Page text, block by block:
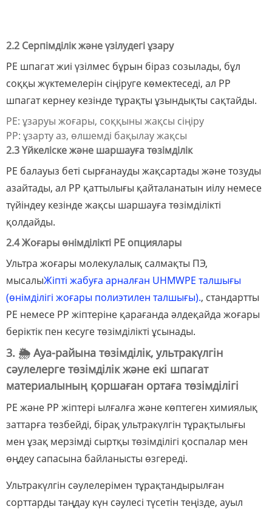
2.2 Серпімділік және үзілудегі ұзару
PE шпагат жиі үзілмес бұрын біраз созылады, бұл
соққы жүктемелерін сіңіруге көмектеседі, ал PP
шпагат кернеу кезінде тұрақты ұзындықты сақтайды.
PE: ұзаруы жоғары, соққыны жақсы сіңіру
PP: ұзарту аз, өлшемді бақылау жақсы
2.3 Үйкеліске және шаршауға төзімділік
PE балауыз беті сырғанауды жақсартады және тозуды
азайтады, ал PP қаттылығы қайталанатын иілу немесе
түйіндеу кезінде жақсы шаршауға төзімділікті
қолдайды.
2.4 Жоғары өнімділікті PE опциялары
Ультра жоғары молекулалық салмақты ПЭ,
мысалыЖіпті жабуға арналған UHMWPE талшығы
(өнімділігі жоғары полиэтилен талшығы)., стандартты
PE немесе PP жіптеріне қарағанда әлдеқайда жоғары
беріктік пен кесуге төзімділікті ұсынады.
3. 🌦️ Ауа-райына төзімділік, ультракүлгін
сәулелерге төзімділік және екі шпагат
материалының қоршаған ортаға төзімділігі
PE жəне PP жіптері ылғалға жəне көптеген химиялық
заттарға төзбейді, бірақ ультракүлгін тұрақтылығы
мен ұзақ мерзімді сыртқы төзімділігі қоспалар мен
өңдеу сапасына байланысты өзгереді.
Ультракүлгін сәулелерімен тұрақтандырылған
сорттарды таңдау күн сәулесі түсетін теңізде, ауыл